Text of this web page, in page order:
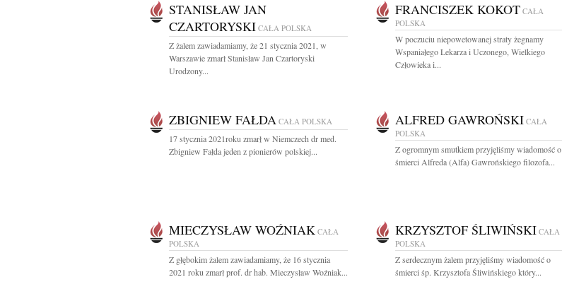
STANISŁAW JAN
CZARTORYSKI CAŁA POLSKA
Z żalem zawiadamiamy, że 21 stycznia 2021, w
Warszawie zmarł Stanisław Jan Czartoryski
Urodzony...
FRANCISZEK KOKOT CAŁA
POLSKA
W poczuciu niepowetowanej straty żegnamy
Wspaniałego Lekarza i Uczonego, Wielkiego
Człowieka i...
ZBIGNIEW FAŁDA CAŁA POLSKA
17 stycznia 2021roku zmarł w Niemczech dr med.
Zbigniew Fałda jeden z pionierów polskiej...
ALFRED GAWROŃSKI CAŁA
POLSKA
Z ogromnym smutkiem przyjęliśmy wiadomość o
śmierci Alfreda (Alfa) Gawrońskiego filozofa...
MIECZYSŁAW WOŹNIAK CAŁA
POLSKA
Z głębokim żalem zawiadamiamy, że 16 stycznia
2021 roku zmarł prof. dr hab. Mieczysław Woźniak...
KRZYSZTOF ŚLIWIŃSKI CAŁA
POLSKA
Z serdecznym żalem przyjęliśmy wiadomość o
śmierci śp. Krzysztofa Śliwińskiego który...